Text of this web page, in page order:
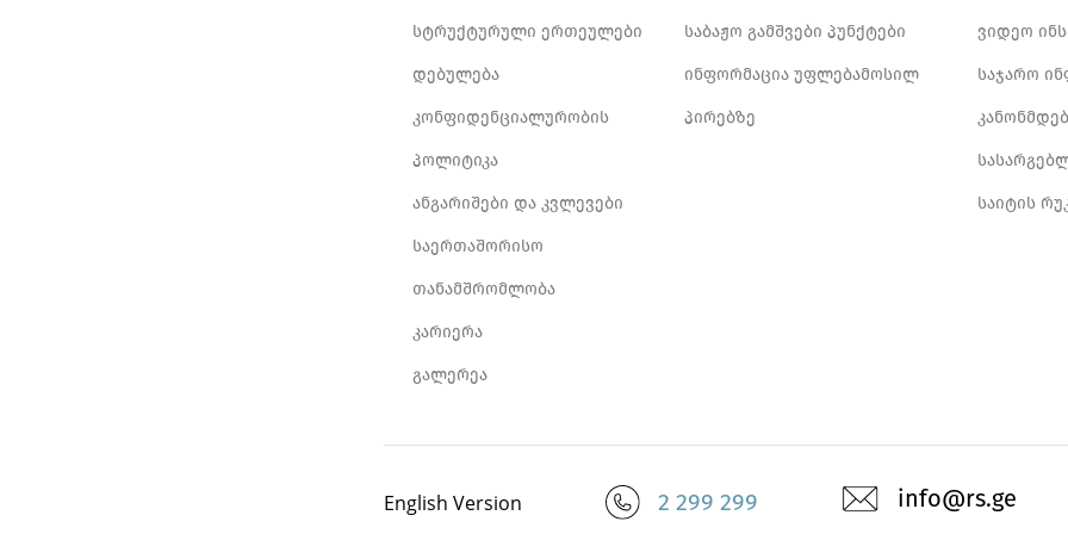
სტრუქტურული ერთეულები
დებულება
კონფიდენციალურობის
პოლიტიკა
ანგარიშები და კვლევები
საერთაშორისო
თანამშრომლობა
კარიერა
გალერეა
საბაჟო გამშვები პუნქტები
ინფორმაცია უფლებამოსილ
პირებზე
ვიდეო
საჯარო
საიტის
English Version info@rs.ge
2 299 299